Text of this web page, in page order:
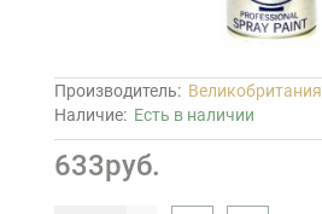
Производитель: Великобритания
Наличие: Есть в наличии
633руб.